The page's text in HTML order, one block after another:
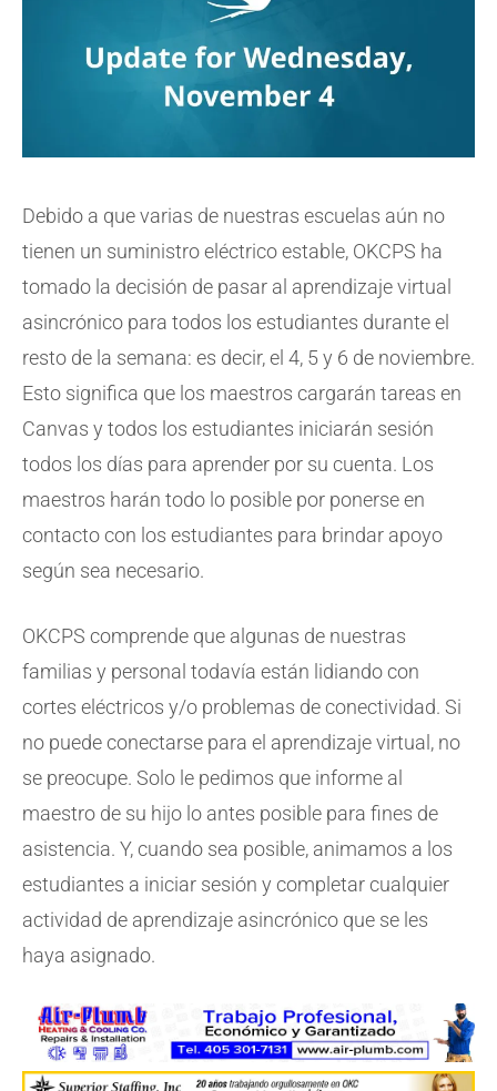
Debido a que varias de nuestras escuelas aún no
tienen un suministro eléctrico estable, OKCPS ha
tomado la decisión de pasar al aprendizaje virtual
asincrónico para todos los estudiantes durante el
resto de la semana: es decir, el 4, 5 y 6 de noviembre.
Esto significa que los maestros cargarán tareas en
Canvas y todos los estudiantes iniciarán sesión
todos los días para aprender por su cuenta. Los
maestros harán todo lo posible por ponerse en
contacto con los estudiantes para brindar apoyo
según sea necesario.
OKCPS comprende que algunas de nuestras
familias y personal todavía están lidiando con
cortes eléctricos y/o problemas de conectividad. Si
no puede conectarse para el aprendizaje virtual, no
se preocupe. Solo le pedimos que informe al
maestro de su hijo lo antes posible para fines de
asistencia. Y, cuando sea posible, animamos a los
estudiantes a iniciar sesión y completar cualquier
actividad de aprendizaje asincrónico que se les
haya asignado.